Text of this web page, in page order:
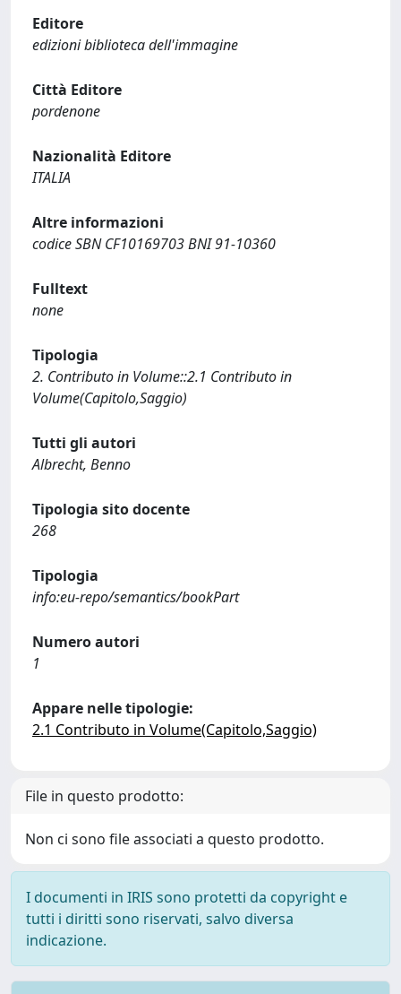
Editore
edizioni biblioteca dell'immagine
Città Editore
pordenone
Nazionalità Editore
ITALIA
Altre informazioni
codice SBN CF10169703 BNI 91-10360
Fulltext
none
Tipologia
2. Contributo in Volume::2.1 Contributo in
Volume(Capitolo,Saggio)
Tutti gli autori
Albrecht, Benno
Tipologia sito docente
268
Tipologia
info:eu-repo/semantics/bookPart
Numero autori
1
Appare nelle tipologie:
2.1 Contributo in Volume(Capitolo,Saggio)
File in questo prodotto:
Non ci sono file associati a questo prodotto.
I documenti in IRIS sono protetti da copyright e
tutti i diritti sono riservati, salvo diversa
indicazione.